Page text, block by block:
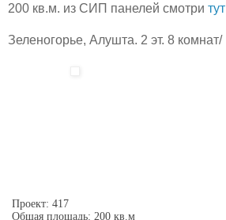
200 кв.м. из СИП панелей смотри тут
Зеленогорье, Алушта. 2 эт. 8 комнат/
Проект: 417
Общая площадь: 200 кв.м